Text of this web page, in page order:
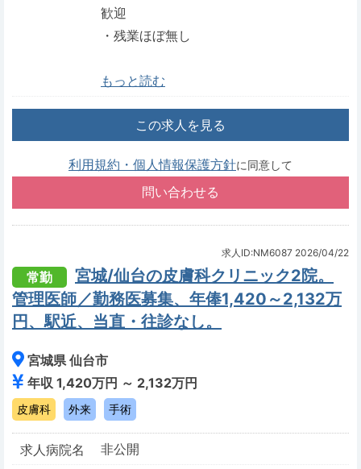
歓迎
・残業ほぼ無し
もっと読む
この求人を見る
利用規約・個人情報保護方針に同意して
求人ID:NM6087 2026/04/22
常勤
宮城/仙台の皮膚科クリニック2院。
管理医師／勤務医募集、年俸1,420～2,132万
円、駅近、当直・往診なし。
宮城県 仙台市
年収 1,420万円 ～ 2,132万円
皮膚科 外来 手術
求人病院名
非公開